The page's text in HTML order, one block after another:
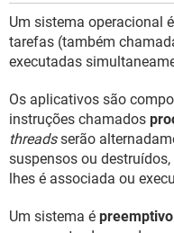
Um sistema operacional é
tarefas (também
executadas
Os aplicativos são
instruções chamados
threadsserão
suspensos ou
lhes é associada ou
Um sistema é preemptivo